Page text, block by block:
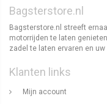
Bagsterstore.nl
Bagsterstore.nl streeft
motorrijden te laten
zadel te laten ervaren en uw
Klanten links
Mijn account